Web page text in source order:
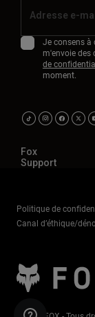
Je consens à
m'envoie
de
moment.
Fox
Support
Politique de
Canal d’éthique/